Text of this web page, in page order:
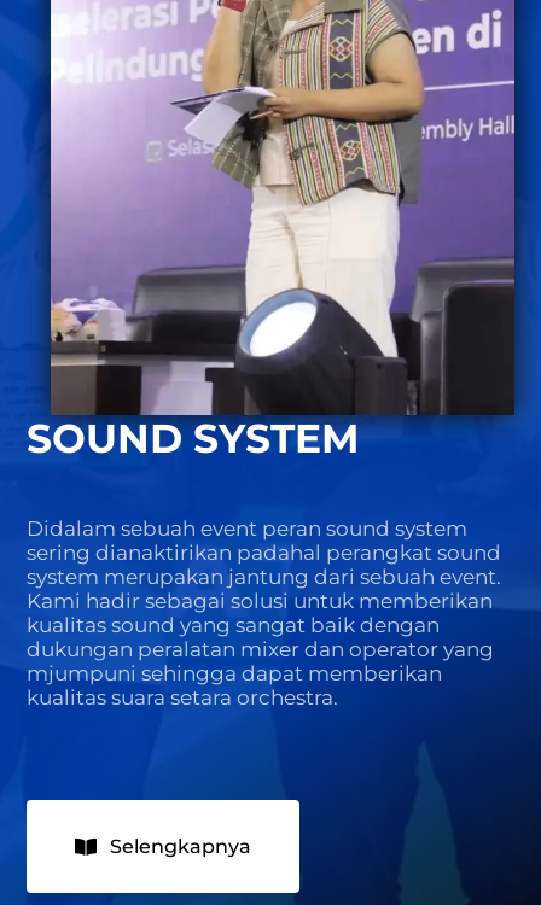
SOUND SYSTEM
Didalam sebuah event peran sound system
sering dianaktirikan padahal perangkat sound
system merupakan jantung dari sebuah event.
Kami hadir sebagai solusi untuk memberikan
kualitas sound yang sangat baik dengan
dukungan peralatan mixer dan operator yang
mjumpuni sehingga dapat memberikan
kualitas suara setara orchestra.
Selengkapnya